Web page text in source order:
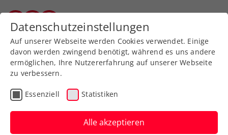
Zurück zur Newsübersicht
Rollstuhltennis
Datenschutzeinstellungen
Auf unserer Webseite werden Cookies verwendet. Einige
davon werden zwingend benötigt, während es uns andere
ermöglichen, Ihre Nutzererfahrung auf unserer Webseite
zu verbessern.
Essenziell Statistiken
Alle akzeptieren